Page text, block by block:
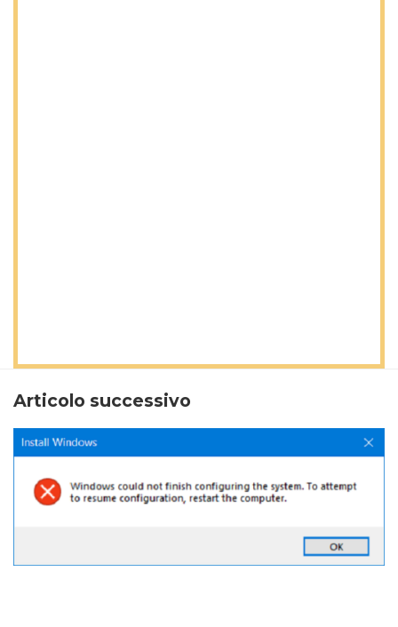
Articolo successivo